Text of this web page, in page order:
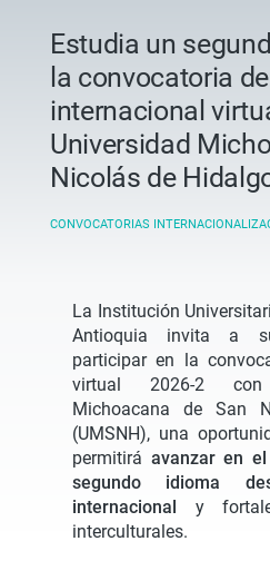
Estudia un
la convocatoria
internacional
Universidad
Nicolás de
CONVOCATORIAS
La Institución
Antioquia invita a
participar en la
virtual 2026-2
Michoacana de San
(UMSNH), una
permitirá avanzar en
segundo idioma
internacional y
interculturales.